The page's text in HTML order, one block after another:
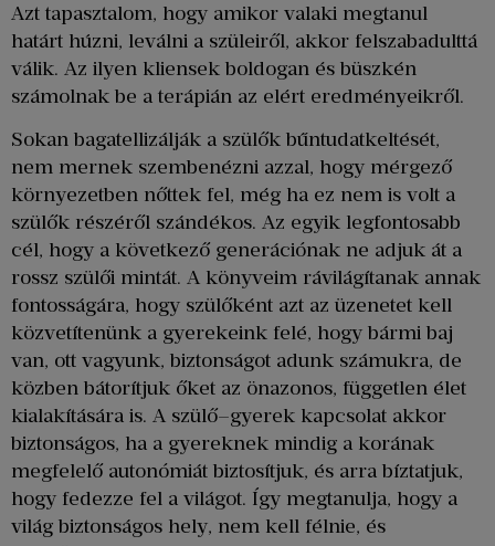
Azt tapasztalom, hogy amikor valaki megtanul
határt húzni, leválni a szüleiről, akkor felszabadulttá
válik. Az ilyen kliensek boldogan és büszkén
számolnak be a terápián az elért eredményeikről.
Sokan bagatellizálják a szülők bűntudatkeltését,
nem mernek szembenézni azzal, hogy mérgező
környezetben nőttek fel, még ha ez nem is volt a
szülők részéről szándékos. Az egyik legfontosabb
cél, hogy a következő generációnak ne adjuk át a
rossz szülői mintát. A könyveim rávilágítanak annak
fontosságára, hogy szülőként azt az üzenetet kell
közvetítenünk a gyerekeink felé, hogy bármi baj
van, ott vagyunk, biztonságot adunk számukra, de
közben bátorítjuk őket az önazonos, független élet
kialakítására is. A szülő–gyerek kapcsolat akkor
biztonságos, ha a gyereknek mindig a korának
megfelelő autonómiát biztosítjuk, és arra bíztatjuk,
hogy fedezze fel a világot. Így megtanulja, hogy a
világ biztonságos hely, nem kell félnie, és